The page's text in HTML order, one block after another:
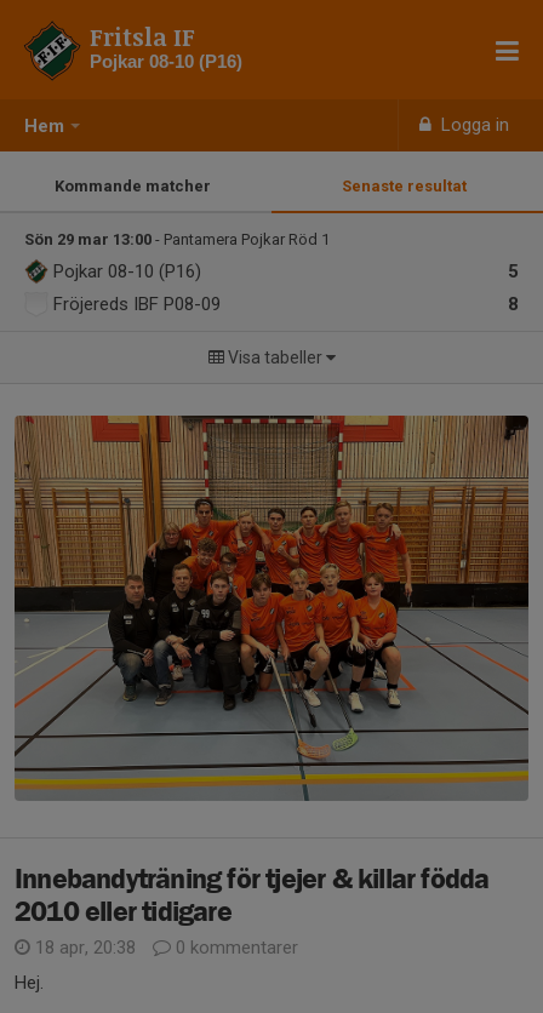
Hem Logga in
Fritsla IF
Pojkar 08-10 (P16)
Kommande matcher Senaste resultat
Sön 29 mar 13:00 - Pantamera Pojkar Röd 1
5
Pojkar 08-10 (P16)
8
Fröjereds IBF P08-09
Visa tabeller
Innebandyträning för tjejer & killar födda
2010 eller tidigare
18 apr, 20:38
0 kommentarer
Hej.